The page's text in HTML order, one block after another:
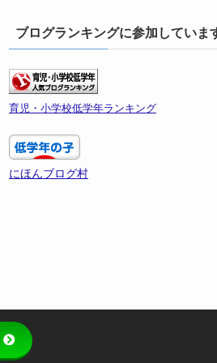
ブログランキングに参加していま
育児・小学校低学年ランキング
にほんブログ村